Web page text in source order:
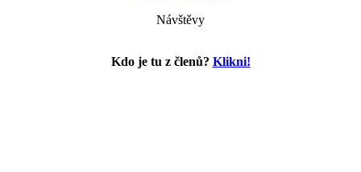
Návštěvy
Kdo je tu z členů? Klikni!